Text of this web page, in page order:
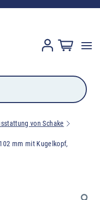
von Schake
mm mit Kugelkopf,